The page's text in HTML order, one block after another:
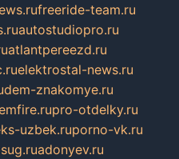
freeride-team.ru
autostudiopro.ru
atlantpereezd.ru
elektrostal-news.ru
znakomye.ru
pro-otdelky.ru
uzbek.ruporno-vk.ru
adonyev.ru